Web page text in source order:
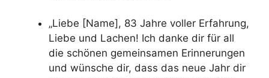
„Liebe [Name], 83 Jahre voller Erfahrung,
Liebe und Lachen! Ich danke dir für all
die schönen gemeinsamen Erinnerungen
und wünsche dir, dass das neue Jahr dir